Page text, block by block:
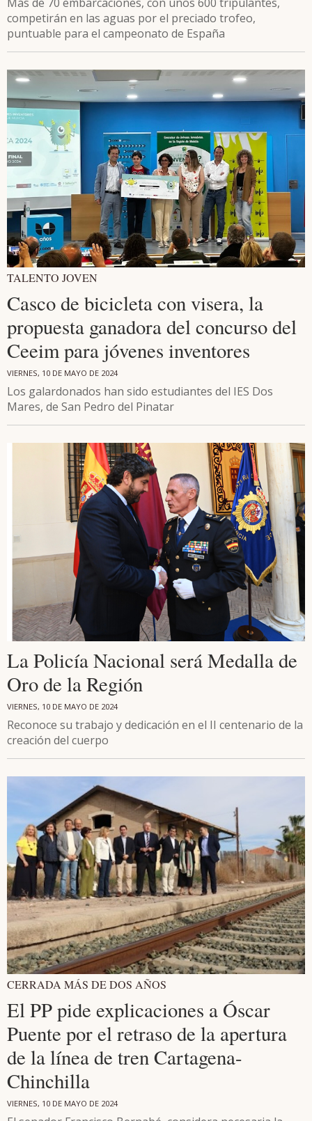
competirán en las aguas por el preciado trofeo,
puntuable para el campeonato de España
TALENTO JOVEN
Casco de bicicleta con visera, la
propuesta ganadora del concurso del
Ceeim para jóvenes inventores
VIERNES, 10 DE MAYO DE 2024
Los galardonados han sido estudiantes del IES Dos
Mares, de San Pedro del Pinatar
La Policía Nacional será Medalla de
Oro de la Región
VIERNES, 10 DE MAYO DE 2024
Reconoce su trabajo y dedicación en el II centenario de la
creación del cuerpo
CERRADA MÁS DE DOS AÑOS
El PP pide explicaciones a Óscar
Puente por el retraso de la apertura
de la línea de tren Cartagena-
Chinchilla
VIERNES, 10 DE MAYO DE 2024